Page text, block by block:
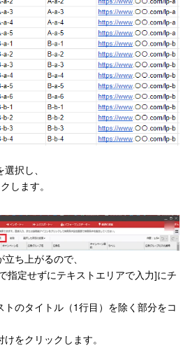
択し、
します。
ち上がるので、
指定せずにテキストエリアで入力]にチ
のタイトル（1行目）を除く部分をコ
をクリックします。